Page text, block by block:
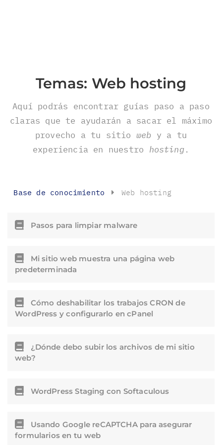
Temas: Web hosting
Aquí podrás encontrar guías paso a paso
claras que te ayudarán a sacar el máximo
provecho a tu sitio web y a tu
experiencia en nuestro hosting.
Base de conocimiento Web hosting
Pasos para limpiar malware
Mi sitio web muestra una página web
predeterminada
Cómo deshabilitar los trabajos CRON de
WordPress y configurarlo en cPanel
¿Dónde debo subir los archivos de mi sitio
web?
WordPress Staging con Softaculous
Usando Google reCAPTCHA para asegurar
formularios en tu web